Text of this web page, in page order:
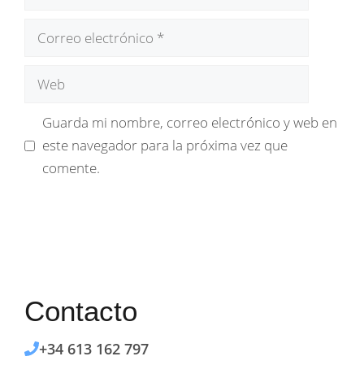
Correo
Web
Guarda mi nombre, correo electrónico y web en
este navegador para la próxima vez que
comente.
Contacto
+34 613 162 797